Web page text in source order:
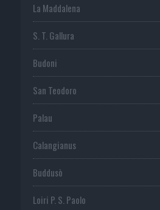
La Maddalena
S. T. Gallura
Budoni
San Teodoro
Palau
Calangianus
Buddusò
Loiri P. S. Paolo